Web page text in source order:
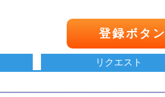
登録ボタン
リクエスト